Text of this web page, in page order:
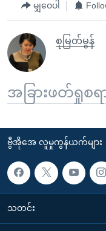
မျှဝေပါ
စုမြတ်မွန်
အခြားဖတ်ရှုစရာ
ဗွီအိုအေ လူမှုကွန်ယက်များ
သတင်း